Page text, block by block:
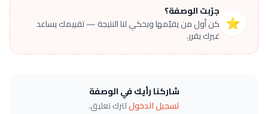
⭐
جرّبت الوصفة؟
كن أول من يقيّمها ويحكي لنا النتيجة — تقييمك يساعد
غيرك يقرر.
شاركنا رأيك في الوصفة
تسجيل الدخوللترك تعليق.